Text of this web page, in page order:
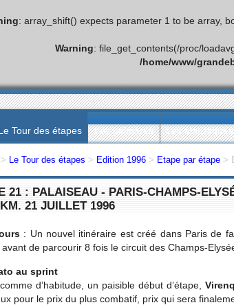
: array_shift() expects parameter 1 to be array,
Warning: file_get_contents(/proc/
/home/www/
Tour des étapes Les palmarès Les statistiques
> Le Tour des étapes > Edition 1996 > Etape par étape >
21 : PALAISEAU - PARIS-CHAMPS-
21 JUILLET 1996
: Un nouvel itinéraire est créé dans Paris de
avant de parcourir 8 fois le circuit des Champs-
au sprint
d’habitude, un paisible début d’étape,
pour le prix du plus combatif, prix qui sera